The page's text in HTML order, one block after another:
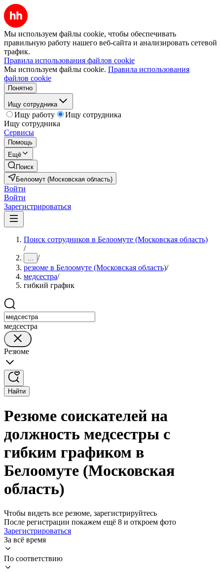
Мы используем файлы cookie, чтобы обеспечивать
правильную работу нашего веб-сайта и анализировать сетевой
трафик.
Правила использования файлов cookie
Мы используем файлы cookie. Правила использования
файлов cookie
Понятно
Ищу сотрудника
Ищу работу
Ищу сотрудника
Ищу сотрудника
Сервисы
Помощь
Ещё
Поиск
Белоомут (Московская область)
Войти
Войти
Зарегистрироваться
Поиск сотрудников в Белоомуте (Московская область)
/
... /
резюме в Белоомуте (Московская область)/
медсестра/
гибкий график
медсестра
Резюме
Найти
Резюме соискателей на
должность медсестры с
гибким графиком в
Белоомуте (Московская
область)
Чтобы видеть все резюме, зарегистрируйтесь
После регистрации покажем ещё 8 и откроем фото
Зарегистрироваться
За всё время
По соответствию